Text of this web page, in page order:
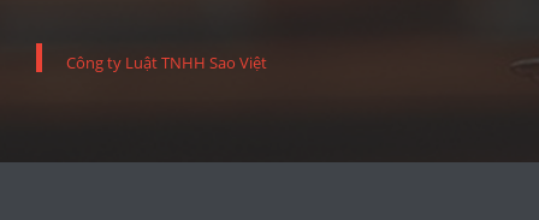
Công ty Luật TNHH Sao Việt